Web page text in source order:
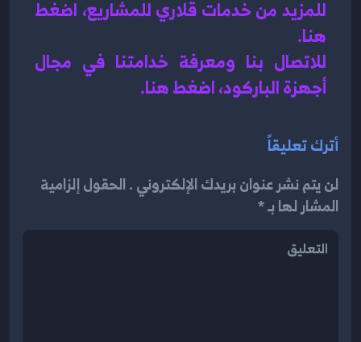
هنا.
أجهزة الباركود، اضغط هنا.
أترك تعليقاً
لن يتم نشر عنوان بريدك الإلكتروني . الحقول إلزامية
المشار لها بـ *